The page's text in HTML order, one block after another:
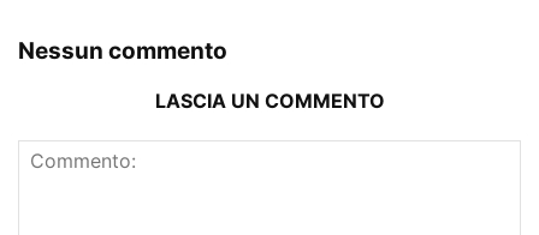
Nessun commento
LASCIA UN COMMENTO